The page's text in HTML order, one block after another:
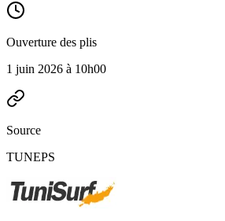
Ouverture des plis
1 juin 2026 à 10h00
Source
TUNEPS